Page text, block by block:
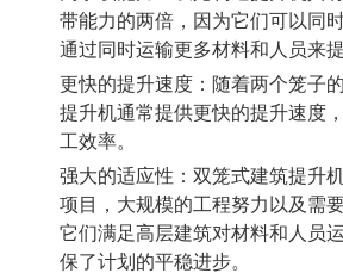
带能力的两倍，因为它们可以同
通过同时运输更多材料和人员来
更快的提升速度：随着两个笼子
提升机通常提供更快的提升速度
工效率。
强大的适应性：双笼式建筑提升
项目，大规模的工程努力以及需
它们满足高层建筑对材料和人员
保了计划的平稳进步。